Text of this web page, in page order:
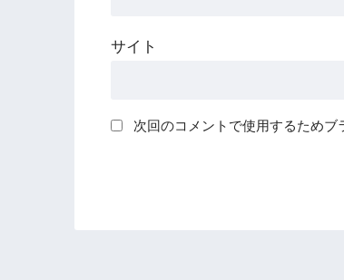
サイト
次回のコメントで使用するためブ